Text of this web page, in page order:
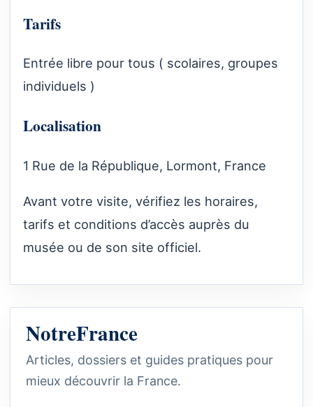
Tarifs
Entrée libre pour tous ( scolaires, groupes
individuels )
Localisation
1 Rue de la République, Lormont, France
Avant votre visite, vérifiez les horaires,
tarifs et conditions d’accès auprès du
musée ou de son site officiel.
NotreFrance
Articles, dossiers et guides pratiques pour
mieux découvrir la France.